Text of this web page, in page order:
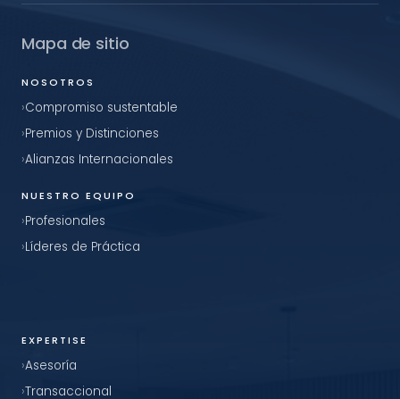
Mapa de sitio
NOSOTROS
Compromiso sustentable
Premios y Distinciones
Alianzas Internacionales
NUESTRO EQUIPO
Profesionales
Líderes de Práctica
EXPERTISE
Asesoría
Transaccional